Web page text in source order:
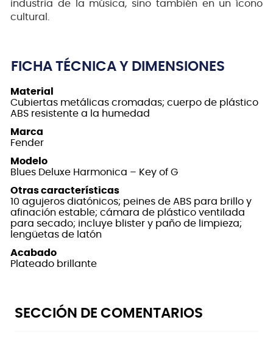
industria de la música, sino también en un ícono
cultural.
FICHA TÉCNICA Y DIMENSIONES
Material
Cubiertas metálicas cromadas; cuerpo de plástico
ABS resistente a la humedad
Marca
Fender
Modelo
Blues Deluxe Harmonica – Key of G
Otras características
10 agujeros diatónicos; peines de ABS para brillo y
afinación estable; cámara de plástico ventilada
para secado; incluye blister y paño de limpieza;
lengüetas de latón
Acabado
Plateado brillante